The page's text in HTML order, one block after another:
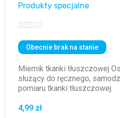
Produkty specjalne
    
Obecnie brak na stanie
Miernik tkanki tłuszczowej
służący do ręcznego,
pomiaru tkanki tłuszczowej.
4,99 zł